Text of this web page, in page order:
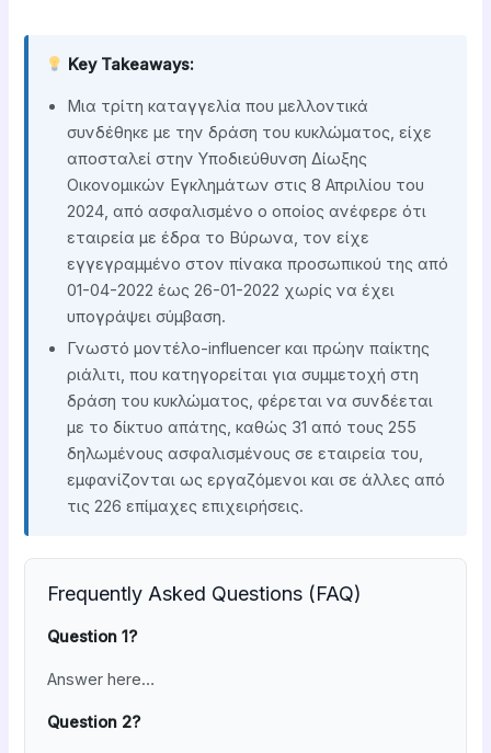
Key Takeaways:
Μια τρίτη καταγγελία που μελλοντικά
συνδέθηκε με την δράση του κυκλώματος, είχε
αποσταλεί στην Υποδιεύθυνση Δίωξης
Οικονομικών Εγκλημάτων στις 8 Απριλίου του
2024, από ασφαλισμένο ο οποίος ανέφερε ότι
εταιρεία με έδρα το Βύρωνα, τον είχε
εγγεγραμμένο στον πίνακα προσωπικού της από
01-04-2022 έως 26-01-2022 χωρίς να έχει
υπογράψει σύμβαση.
Γνωστό μοντέλο-influencer και πρώην παίκτης
ριάλιτι, που κατηγορείται για συμμετοχή στη
δράση του κυκλώματος, φέρεται να συνδέεται
με το δίκτυο απάτης, καθώς 31 από τους 255
δηλωμένους ασφαλισμένους σε εταιρεία του,
εμφανίζονται ως εργαζόμενοι και σε άλλες από
τις 226 επίμαχες επιχειρήσεις.
Frequently Asked Questions (FAQ)
Question 1?
Answer here…
Question 2?